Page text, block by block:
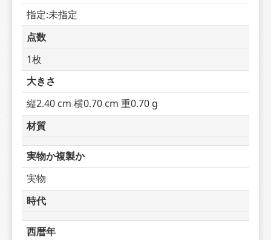
指定:未指定
点数
1枚
大きさ
縦2.40 cm 横0.70 cm 重0.70 g
材質
実物か複製か
実物
時代
西暦年